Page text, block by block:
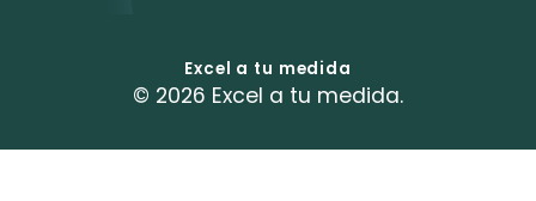
Excel a tu medida
© 2026 Excel a tu medida.